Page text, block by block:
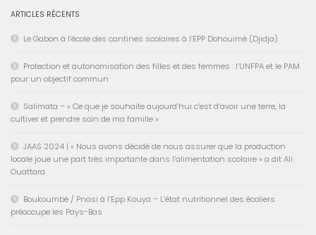
ARTICLES RÉCENTS
Le Gabon à l’école des cantines scolaires à l’EPP Dohouimè (Djidja)
Protection et autonomisation des filles et des femmes : l’UNFPA et le PAM
pour un objectif commun
Salimata – « Ce que je souhaite aujourd’hui c’est d’avoir une terre, la
cultiver et prendre soin de ma famille »
JAAS 2024 | « Nous avons décidé de nous assurer que la production
locale joue une part très importante dans l’alimentation scolaire » a dit Ali
Ouattara
Boukoumbé / Pnasi à l’Epp Kouya – L’état nutritionnel des écoliers
préoccupe les Pays-Bas